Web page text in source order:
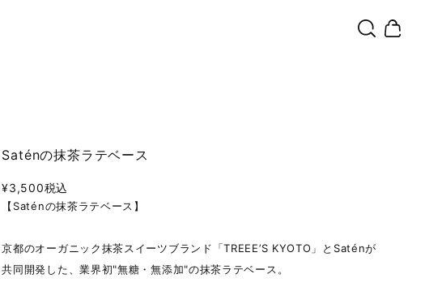
Saténの抹茶ラテベース
¥3,500税込
【Saténの抹茶ラテベース】
京都のオーガニック抹茶スイーツブランド「TREEE’S KYOTO」とSaténが
共同開発した、業界初"無糖・無添加"の抹茶ラテベース。